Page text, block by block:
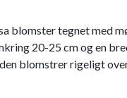
blomster tegnet med
20-25 cm og en
blomstrer rigeligt